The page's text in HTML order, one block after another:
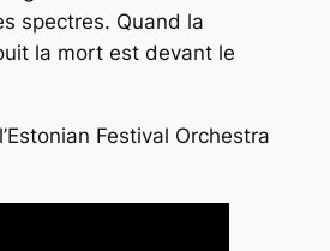
spectres. Quand la
la mort est devant le
Festival Orchestra